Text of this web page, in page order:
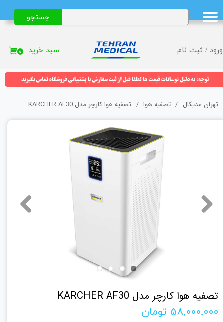
ورود / ثبت نام
حساب کاربری من
تغییر گذر واژه
خروج از حساب کاربری
جستجو
۰ سبد خرید
تهران مدیکال تصفیه هوا تصفیه هوا کارچر مدل KARCHER AF30
تصفیه هوا کارچر مدل KARCHER AF30
۵۸,۰۰۰,۰۰۰ تومان